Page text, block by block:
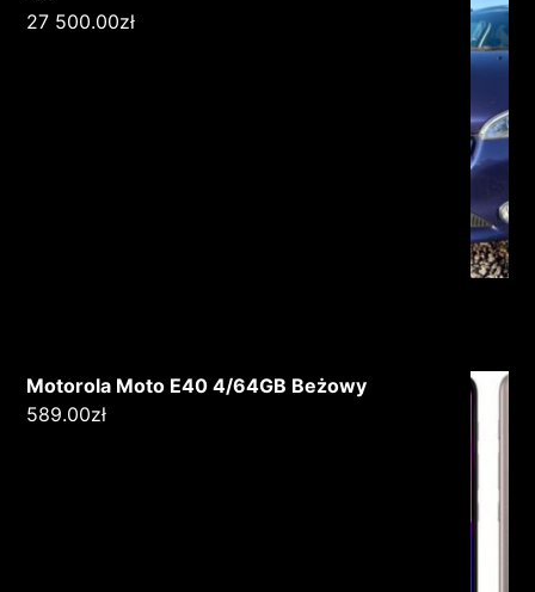
27 500.00zł
Motorola Moto E40 4/64GB Beżowy
589.00zł